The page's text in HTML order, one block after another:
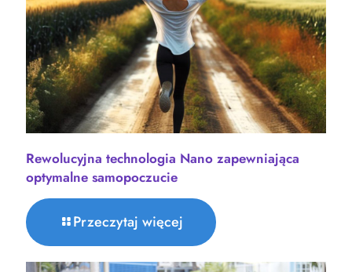
Rewolucyjna technologia Nano zapewniająca
optymalne samopoczucie
Przeczytaj więcej